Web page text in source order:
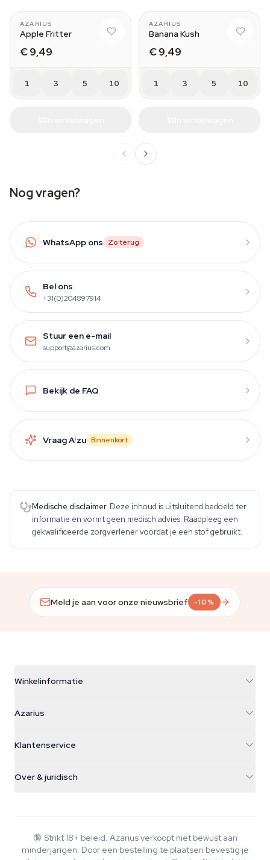
AZARIUS
Apple Fritter
€ 9,49
1 3 5 10
AZARIUS
Banana Kush
€ 9,49
1 3 5 10
Nog vragen?
WhatsApp ons Zo terug
Bel ons
+31(0)204897914
Stuur een e-mail
support@azarius.com
Bekijk de FAQ
Vraag Aizu Binnenkort
Medische disclaimer. Deze inhoud is uitsluitend bedoeld ter
informatie en vormt geen medisch advies. Raadpleeg een
gekwalificeerde zorgverlener voordat je een stof gebruikt.
Meld je aan voor onze nieuwsbrief -10%
Winkelinformatie
Galvaniweg 11
Nederland
+31(0)204897914
Azarius
Smokeshop
Klantenservice
Retourbeleid
Veelgestelde vragen
Over & juridisch
Wiki
Muziek
🔞 Strikt 18+ beleid. Azarius verkoopt niet bewust aan
minderjarigen. Door een bestelling te plaatsen bevestig je